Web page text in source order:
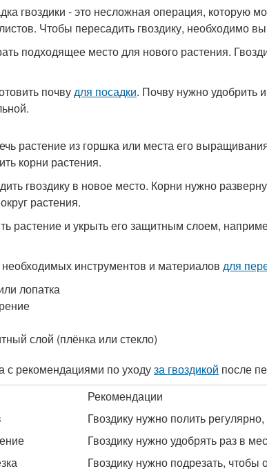
гвоздики - это несложная операция, которую
Чтобы пересадить гвоздику, необходимо
подходящее место для нового растения.
почвудля посадки. Почву нужно удобрить
растение из горшка или места его
корни растения.
гвоздику в новое место. Корни нужно
растения.
растение и укрыть его защитным слоем,
инструментов и материалов для
лопатка
слой (плёнка или стекло)
с рекомендациями по уходуза гвоздикой после
Рекомендации
Гвоздику нужно полить
Гвоздику нужно удобрять раз в
Гвоздику нужно подрезать,